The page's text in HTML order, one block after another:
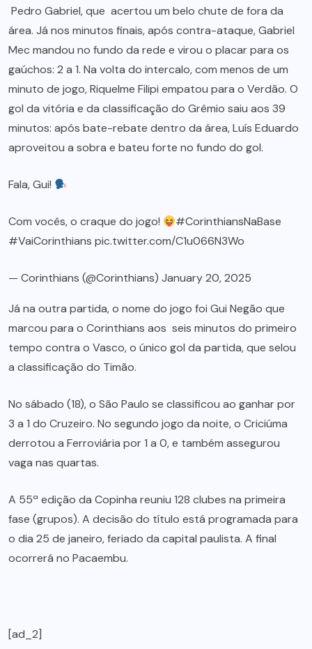
Pedro Gabriel, que acertou um belo chute de fora da
área. Já nos minutos finais, após contra-ataque, Gabriel
Mec mandou no fundo da rede e virou o placar para os
gaúchos: 2 a 1. Na volta do intercalo, com menos de um
minuto de jogo, Riquelme Filipi empatou para o Verdão. O
gol da vitória e da classificação do Grêmio saiu aos 39
minutos: após bate-rebate dentro da área, Luís Eduardo
aproveitou a sobra e bateu forte no fundo do gol.
Fala, Gui!
Com vocês, o craque do jogo!
#CorinthiansNaBase
#VaiCorinthians pic.twitter.com/C1u066N3Wo
— Corinthians (@Corinthians) January 20, 2025
Já na outra partida, o nome do jogo foi Gui Negão que
marcou para o Corinthians aos seis minutos do primeiro
tempo contra o Vasco, o único gol da partida, que selou
a classificação do Timão.
No sábado (18), o São Paulo se classificou ao ganhar por
3 a 1 do Cruzeiro. No segundo jogo da noite, o Criciúma
derrotou a Ferroviária por 1 a 0, e também assegurou
vaga nas quartas.
A 55ª edição da Copinha reuniu 128 clubes na primeira
fase (grupos). A decisão do título está programada para
o dia 25 de janeiro, feriado da capital paulista. A final
ocorrerá no Pacaembu.
[ad_2]